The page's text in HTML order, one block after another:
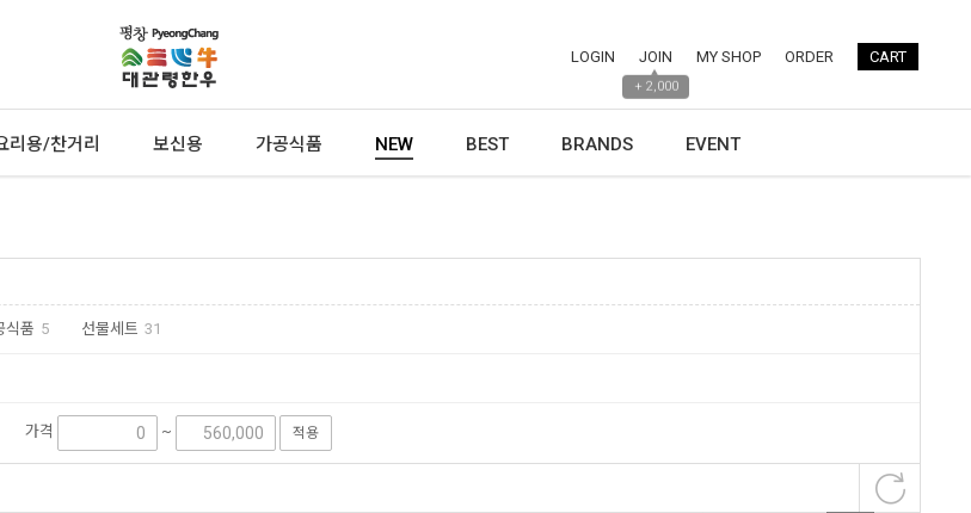
LOGIN JOIN
▲
+ 2,000
MY SHOP ORDER CART
리용/찬거리 보신용 가공식품 NEW BEST BRANDS EVENT
식품 5 선물세트 31
가격 ~ 적용